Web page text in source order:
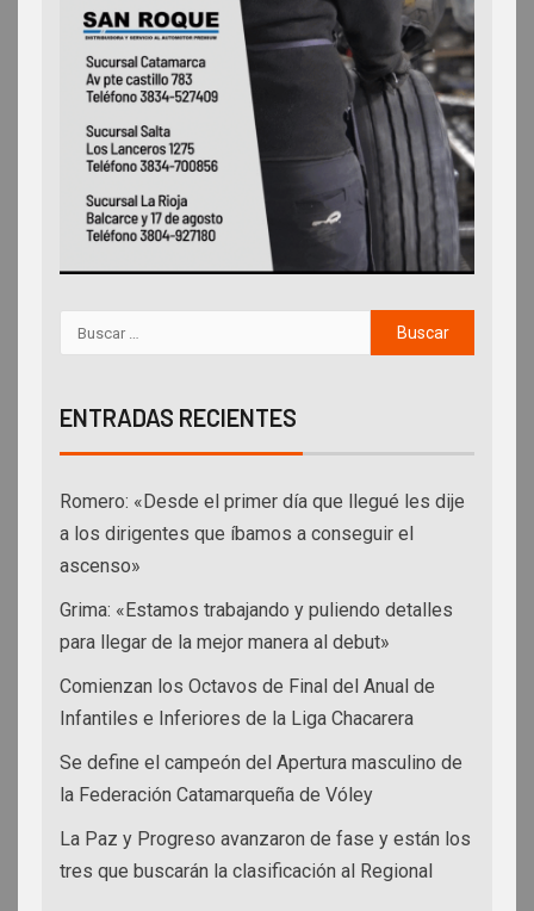
ENTRADAS RECIENTES
Romero: «Desde el primer día que llegué les dije
a los dirigentes que íbamos a conseguir el
ascenso»
Grima: «Estamos trabajando y puliendo detalles
para llegar de la mejor manera al debut»
Comienzan los Octavos de Final del Anual de
Infantiles e Inferiores de la Liga Chacarera
Se define el campeón del Apertura masculino de
la Federación Catamarqueña de Vóley
La Paz y Progreso avanzaron de fase y están los
tres que buscarán la clasificación al Regional